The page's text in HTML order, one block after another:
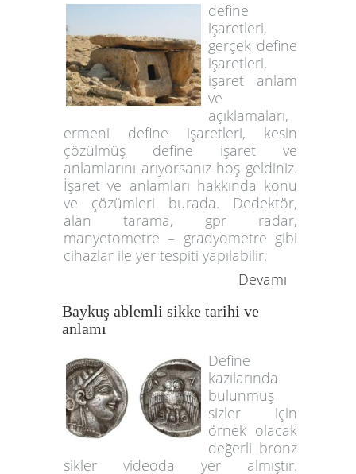
define
işaretleri,
gerçek define
işaretleri,
işaret anlam
ve
açıklamaları,
ermeni define işaretleri, kesin
çözülmüş define işaret ve
anlamlarını arıyorsanız hoş geldiniz.
İşaret ve anlamları hakkında konu
ve çözümleri burada. Dedektör,
alan tarama, gpr radar,
manyetometre – gradyometre gibi
cihazlar ile yer tespiti yapılabilir.
Devamı
Baykuş ablemli sikke tarihi ve
anlamı
Define
kazılarında
bulunmuş
sizler için
örnek olacak
değerli bronz
sikler videoda yer almıştır.